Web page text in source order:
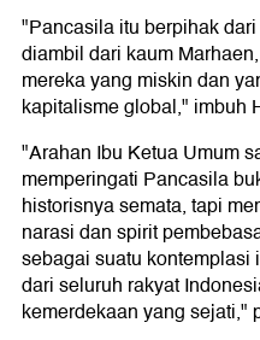
"Pancasila itu berpihak
diambil dari kaum
mereka yang miskin dan
kapitalisme global," imbuh
"Arahan Ibu Ketua Umum
memperingati Pancasila
historisnya semata, tapi
narasi dan spirit
sebagai suatu
dari seluruh rakyat
kemerdekaan yang sejati,"